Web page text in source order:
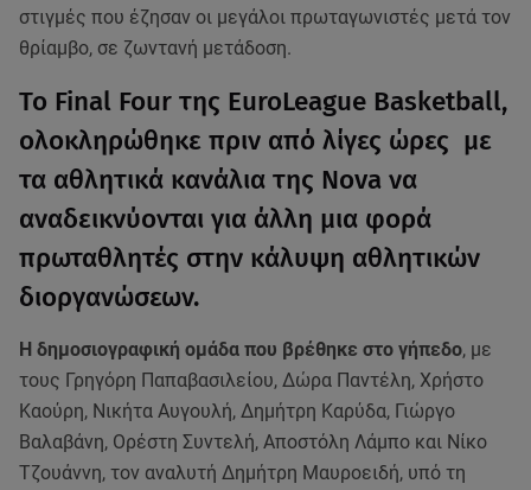
στιγμές που έζησαν οι μεγάλοι πρωταγωνιστές μετά τον
θρίαμβο, σε ζωντανή μετάδοση.
Το Final Four της EuroLeague Basketball,
ολοκληρώθηκε πριν από λίγες ώρες με
τα αθλητικά κανάλια της Nova να
αναδεικνύονται για άλλη μια φορά
πρωταθλητές στην κάλυψη αθλητικών
διοργανώσεων.
Η δημοσιογραφική ομάδα που βρέθηκε στο γήπεδο, με
τους Γρηγόρη Παπαβασιλείου, Δώρα Παντέλη, Χρήστο
Καούρη, Νικήτα Αυγουλή, Δημήτρη Καρύδα, Γιώργο
Βαλαβάνη, Ορέστη Συντελή, Αποστόλη Λάμπο και Νίκο
Τζουάννη, τον αναλυτή Δημήτρη Μαυροειδή, υπό τη